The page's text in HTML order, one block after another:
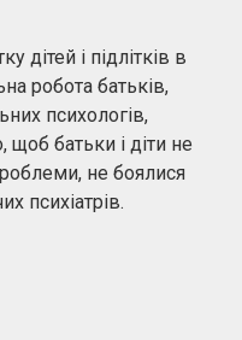
дітей і підлітків в
робота батьків,
психологів,
батьки і діти не
не боялися
психіатрів.